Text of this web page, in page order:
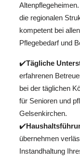
die regionalen
kompetent bei
Pflegebedarf und
✔️Tägliche
erfahrenen
bei der täglichen
für Senioren und
Gelsenkirchen.
✔️
übernehmen
Instandhaltung